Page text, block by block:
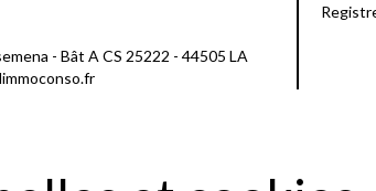
- Bât A CS 25222 - 44505 LA